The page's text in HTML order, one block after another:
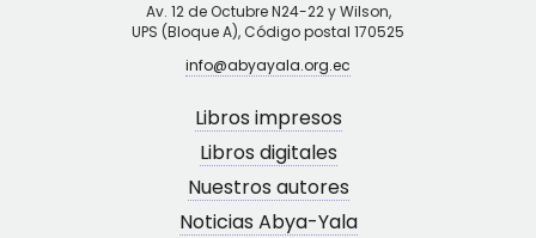
Av. 12 de Octubre N24-22 y Wilson,
UPS (Bloque A), Código postal 170525
info@abyayala.org.ec
Libros impresos
Libros digitales
Nuestros autores
Noticias Abya-Yala